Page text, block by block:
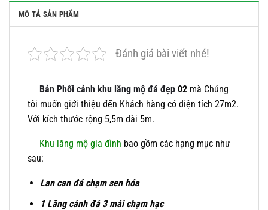
MÔ TẢ SẢN PHẨM
Đánh giá bài viết nhé!
Bản Phối cảnh khu lăng mộ đá đẹp 02 mà Chúng
tôi muốn giới thiệu đến Khách hàng có diện tích 27m2.
Với kích thước rộng 5,5m dài 5m.
Khu lăng mộ gia đình bao gồm các hạng mục như
sau:
Lan can đá chạm sen hóa
1 Lăng cánh đá 3 mái chạm hạc